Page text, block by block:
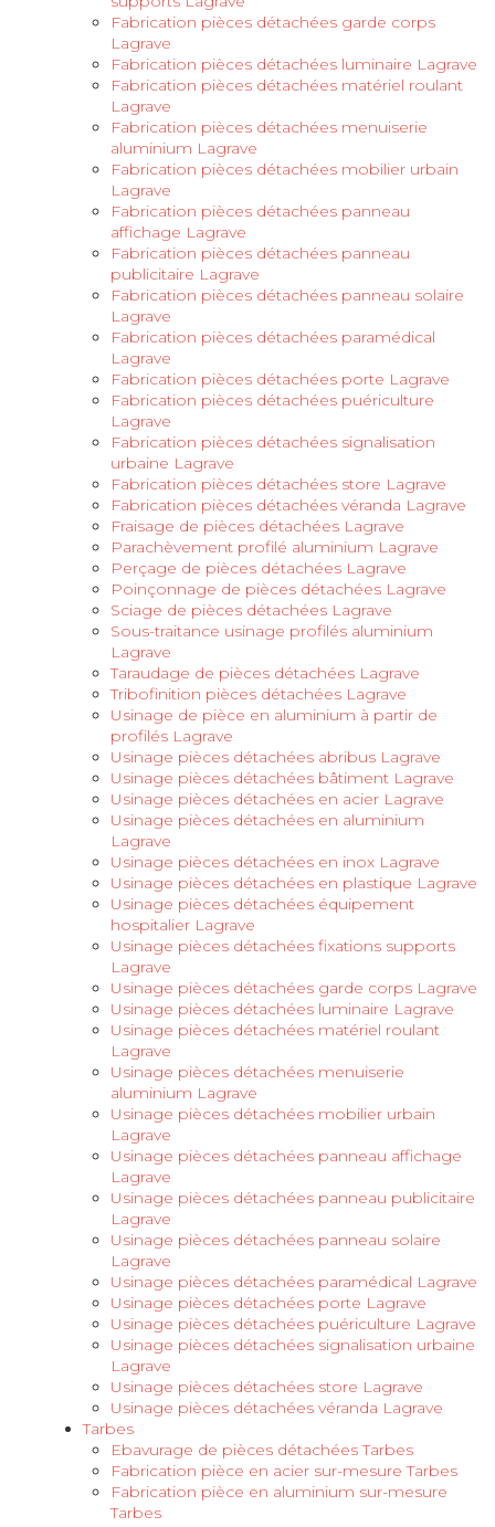
Fabrication pièces détachées garde corps
Lagrave
Fabrication pièces détachées luminaire Lagrave
Fabrication pièces détachées matériel roulant
Lagrave
Fabrication pièces détachées menuiserie
aluminium Lagrave
Fabrication pièces détachées mobilier urbain
Lagrave
Fabrication pièces détachées panneau
affichage Lagrave
Fabrication pièces détachées panneau
publicitaire Lagrave
Fabrication pièces détachées panneau solaire
Lagrave
Fabrication pièces détachées paramédical
Lagrave
Fabrication pièces détachées porte Lagrave
Fabrication pièces détachées puériculture
Lagrave
Fabrication pièces détachées signalisation
urbaine Lagrave
Fabrication pièces détachées store Lagrave
Fabrication pièces détachées véranda Lagrave
Fraisage de pièces détachées Lagrave
Parachèvement profilé aluminium Lagrave
Perçage de pièces détachées Lagrave
Poinçonnage de pièces détachées Lagrave
Sciage de pièces détachées Lagrave
Sous-traitance usinage profilés aluminium
Lagrave
Taraudage de pièces détachées Lagrave
Tribofinition pièces détachées Lagrave
Usinage de pièce en aluminium à partir de
profilés Lagrave
Usinage pièces détachées abribus Lagrave
Usinage pièces détachées bâtiment Lagrave
Usinage pièces détachées en acier Lagrave
Usinage pièces détachées en aluminium
Lagrave
Usinage pièces détachées en inox Lagrave
Usinage pièces détachées en plastique Lagrave
Usinage pièces détachées équipement
hospitalier Lagrave
Usinage pièces détachées fixations supports
Lagrave
Usinage pièces détachées garde corps Lagrave
Usinage pièces détachées luminaire Lagrave
Usinage pièces détachées matériel roulant
Lagrave
Usinage pièces détachées menuiserie
aluminium Lagrave
Usinage pièces détachées mobilier urbain
Lagrave
Usinage pièces détachées panneau affichage
Lagrave
Usinage pièces détachées panneau publicitaire
Lagrave
Usinage pièces détachées panneau solaire
Lagrave
Usinage pièces détachées paramédical Lagrave
Usinage pièces détachées porte Lagrave
Usinage pièces détachées puériculture Lagrave
Usinage pièces détachées signalisation urbaine
Lagrave
Usinage pièces détachées store Lagrave
Usinage pièces détachées véranda Lagrave
Tarbes
Ebavurage de pièces détachées Tarbes
Fabrication pièce en acier sur-mesure Tarbes
Fabrication pièce en aluminium sur-mesure
Tarbes